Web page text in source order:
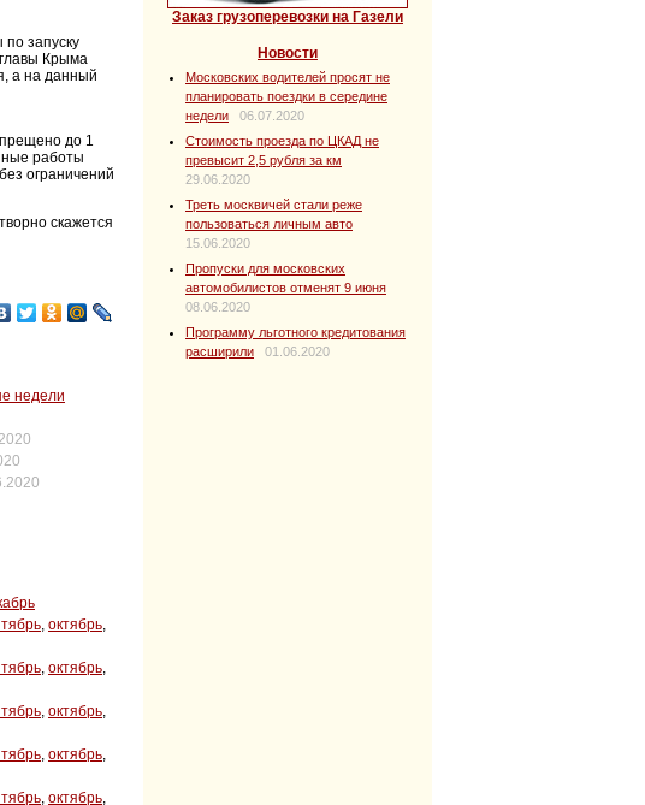
запуску
Крыма
а на данный
до 1
работы
ограничений
скажется
недели
, октябрь,
, октябрь,
, октябрь,
, октябрь,
, октябрь,
Заказ грузоперевозки на Газели
Новости
Московских водителей просят не
планировать поездки в середине
недели
06.07.2020
Стоимость проезда по ЦКАД не
превысит 2,5 рубля за км
29.06.2020
Треть москвичей стали реже
пользоваться личным авто
15.06.2020
Пропуски для московских
автомобилистов отменят 9 июня
08.06.2020
Программу льготного кредитования
расширили
01.06.2020